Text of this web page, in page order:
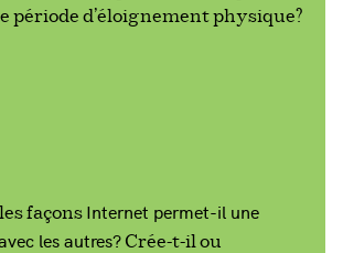
période d'éloignement physique?
façons Internet permet-il une
les autres? Crée-t-il ou